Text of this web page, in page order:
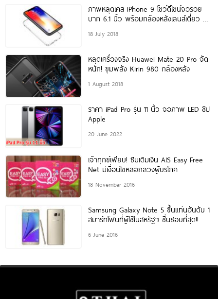
ภาพหลุดเคส iPhone 9 โชว์ดีไซน์จอรอย
บาก 6.1 นิ้ว พร้อมกล้องหลังเลนส์เดี่ยว ลุ้น
18 July 2018
หลุดเครื่องจริง Huawei Mate 20 Pro จัด
หนัก! ขุมพลัง Kirin 980 กล้องหลัง
1 August 2018
ราคา iPad Pro รุ่น 11 นิ้ว จอภาพ LED ชิป
Apple
20 June 2022
เจ้าทุกข์เพียบ! ซิมเติมเงิน AIS Easy Free
Net มีเงื่อนไขหลอกลวงผู้บริโภค
18 November 2016
Samsung Galaxy Note 5 ขึ้นแท่นอันดับ 1
สมาร์ทโฟนที่ผู้ใช้ในสหรัฐฯ ชื่นชอบที่สุด!!
6 June 2016